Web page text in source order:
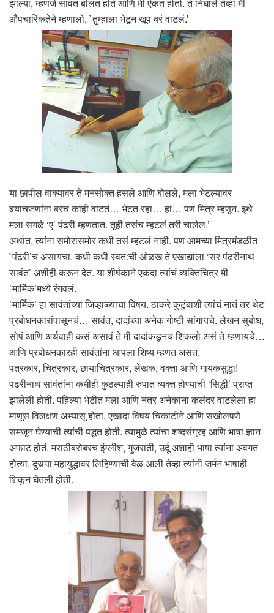
औपचारिकतेने म्हणालो, `तुम्हाला भेटून खूप बरं वाटलं.’
या छापील वाक्यावर ते मनसोक्त हसले आणि बोलले, मला भेटल्यावर
बर्‍याचजणांना बरंच काही वाटतं… भेटत रहा… हां… पण मित्र म्हणून. इथे
मला सगळे ‘ए’ पंढरी म्हणतात. तूही तसंच म्हटलं तरी चालेल.’
अर्थात, त्यांना समोरासमोर कधी तसं म्हटलं नाही. पण आमच्या मित्रमंडळीत
`पंढरी’च असायचा. कधी कधी स्वत:ची ओळख ते एखाद्याला ‘सर पंढरीनाथ
सावंत’ अशीही करून देत. या शीर्षकाने एकदा त्यांचं व्यक्तिचित्र मी
`मार्मिक’मध्ये रंगवलं.
`मार्मिक’ हा सावंतांच्या जिव्हाळ्याचा विषय. ठाकरे कुटुंबाशी त्यांचं नातं तर थेट
प्रबोधनकारांपासूनचं… सावंत, दादांच्या अनेक गोष्टी सांगायचे. लेखन सुबोध,
सोपं आणि अर्थवाही कसं असावं ते मी दादांकडूनच शिकलो असं ते म्हणायचे…
आणि प्रबोधनकारही सावंतांना आपला शिष्य म्हणत असत.
पत्रकार, चित्रकार, छायाचित्रकार, लेखक, वक्ता आणि गायकसुद्धा!
पंढरीनाथ सावंतांना कधीही कुठल्याही रुपात व्यक्त होण्याची ‘सिद्धी’ प्राप्त
झालेली होती. पहिल्या भेटीत मला आणि नंतर अनेकांना कलंदर वाटलेला हा
माणूस विलक्षण अभ्यासू होता. एखादा विषय चिकाटीने आणि सखोलपणे
समजून घेण्याची त्यांची पद्धत होती. त्यामुळे त्यांचा शब्दसंग्रह आणि भाषा ज्ञान
अफाट होतं. मराठीबरोबरच इंग्लीश, गुजराती, उर्दू अशाही भाषा त्यांना अवगत
होत्या. दुसर्‍या महायुद्धावर लिहिण्याची वेळ आली तेव्हा त्यांनी जर्मन भाषाही
शिकून घेतली होती.